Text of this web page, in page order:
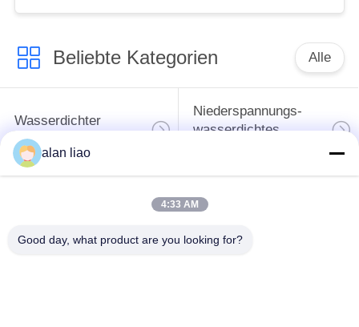
Beliebte Kategorien Alle
Wasserdichter
Rundsteckverbinder
Niederspannungs-
wasserdichtes
Verbindungsstück
Lampenfassung E27
alan liao
4:33 AM
Good day, what product are you looking for?